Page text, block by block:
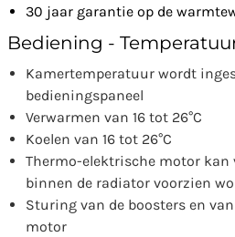
30 jaar garantie op de
Bediening -
Kamertemperatuur wordt
bedieningspaneel
Verwarmen van 16 tot 26°C
Koelen van 16 tot 26°C
Thermo-elektrische motor
binnen de radiator voorzien
Sturing van de boosters en
motor